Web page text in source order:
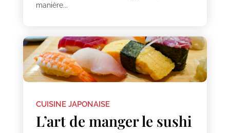
manière...
CUISINE JAPONAISE
L’art de manger le sushi